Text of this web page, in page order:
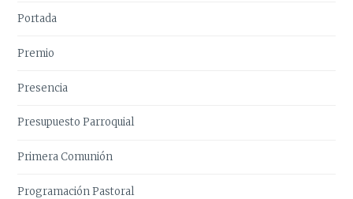
Portada
Premio
Presencia
Presupuesto Parroquial
Primera Comunión
Programación Pastoral